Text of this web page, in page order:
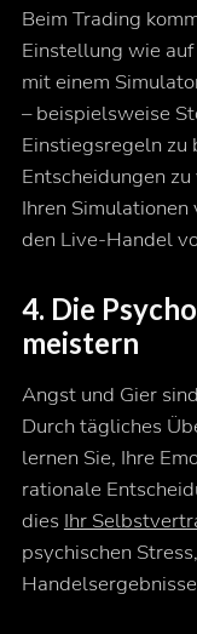
Beim Trading
Einstellung wie
mit einem
– beispielsweise
Einstiegsregeln zu
Entscheidungen
Ihren
den Live-Handel
4. Die
meistern
Angst und Gier
Durch tägliches
lernen Sie, Ihre
rationale
dies Ihr
psychischen